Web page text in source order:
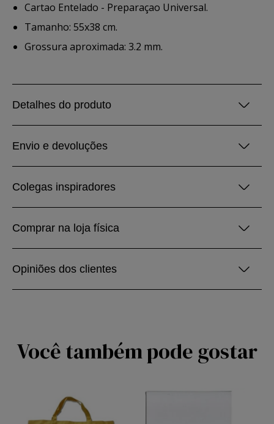
Cartao Entelado - Preparaçao Universal.
Tamanho: 55x38 cm.
Grossura aproximada: 3.2 mm.
Detalhes do produto
Envio e devoluções
Colegas inspiradores
Comprar na loja física
Opiniões dos clientes
Você também pode gostar